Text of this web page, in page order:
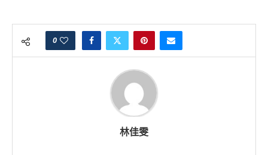
0
林佳雯